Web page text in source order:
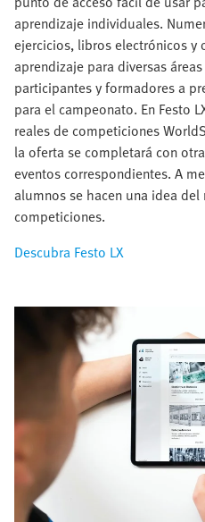
aprendizaje individuales.
ejercicios, libros electrónicos y
aprendizaje para diversas
participantes y formadores a
para el campeonato. En Festo
reales de competiciones
la oferta se completará con
eventos correspondientes. A
alumnos se hacen una idea
competiciones.
Descubra Festo LX